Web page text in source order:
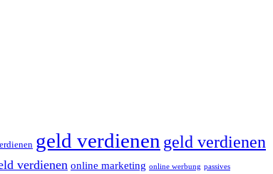
geld verdienen geld verdienen
verdienen online marketing online werbung passives